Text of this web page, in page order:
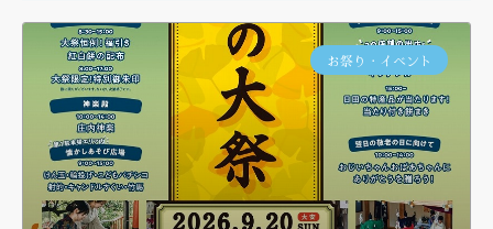
お祭り・イベント